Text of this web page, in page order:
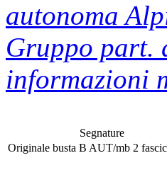
autonoma
Gruppo part.
informazioni
Segnature
Originale busta B AUT/mb 2